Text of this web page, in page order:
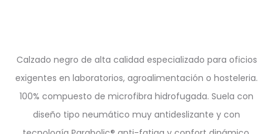
Calzado negro de alta calidad especializado para oficios
exigentes en laboratorios, agroalimentación o hosteleria.
100% compuesto de microfibra hidrofugada. Suela con
diseño tipo neumático muy antideslizante y con